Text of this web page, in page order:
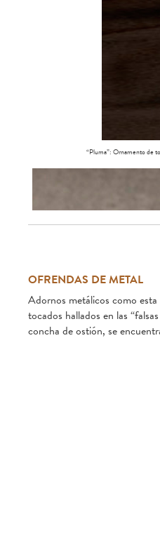
“Pluma”: Ornamento de
OFRENDAS DE METAL
Adornos metálicos como
tocados hallados en las
concha de ostión, se